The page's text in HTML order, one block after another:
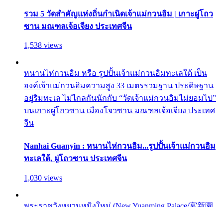
รวม 5 วัดสำคัญแห่งถิ่นกำเนิดเจ้าแม่กวนอิม | เกาะผู่โถว
ซาน มณฑลเจ้อเจียง ประเทศจีน
1,538 views
หนานไห่กวนอิม หรือ รูปปั้นเจ้าแม่กวนอิมทะเลใต้ เป็น
องค์เจ้าแม่กวนอิมความสูง 33 เมตรรวมฐาน ประดิษฐาน
อยู่ริมทะเล ไม่ไกลกันนักกับ “วัดเจ้าแม่กวนอิมไม่ยอมไป”
บนเกาะผู่โถวซาน เมืองโจวซาน มณฑลเจ้อเจียง ประเทศ
จีน
Nanhai Guanyin : หนานไห่กวนอิม...รูปปั้นเจ้าแม่กวนอิม
ทะเลใต้, ผู่โถวซาน ประเทศจีน
1,030 views